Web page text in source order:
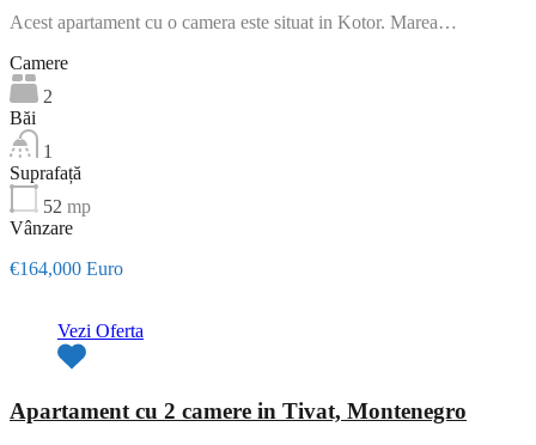
Acest apartament cu o camera este situat in Kotor. Marea…
Camere
2
Băi
1
Suprafață
52 mp
Vânzare
€164,000 Euro
Vezi Oferta
Apartament cu 2 camere in Tivat, Montenegro